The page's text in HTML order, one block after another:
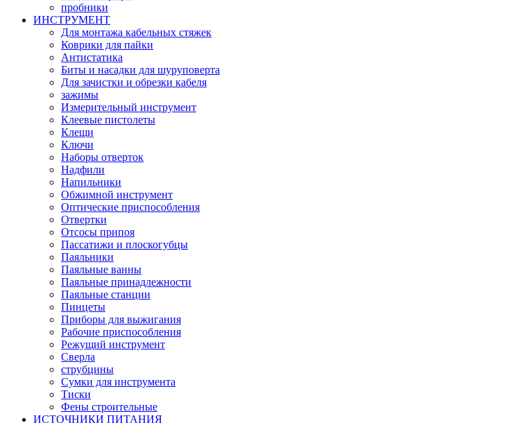
пробники
ИНСТРУМЕНТ
Для монтажа кабельных стяжек
Коврики для пайки
Антистатика
Биты и насадки для шуруповерта
Для зачистки и обрезки кабеля
зажимы
Измерительный инструмент
Клеевые пистолеты
Клещи
Ключи
Наборы отверток
Надфили
Напильники
Обжимной инструмент
Оптические приспособления
Отвертки
Отсосы припоя
Пассатижи и плоскогубцы
Паяльники
Паяльные ванны
Паяльные принадлежности
Паяльные станции
Пинцеты
Приборы для выжигания
Рабочие приспособления
Режущий инструмент
Сверла
струбцины
Сумки для инструмента
Тиски
Фены строительные
ИСТОЧНИКИ ПИТАНИЯ